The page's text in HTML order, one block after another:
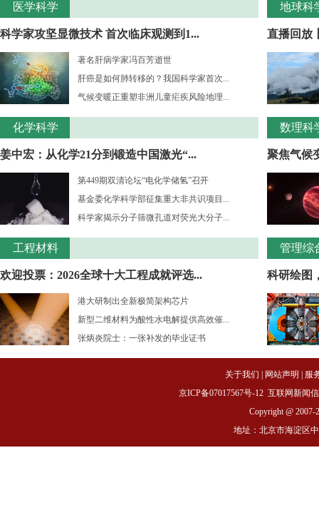
医学科学
科学家攻坚显微技术 首次临床观测到1...
著名肝病学家冯百芳逝世
肝癌是如何肺转移的？我国科学家首次...
气候变暖正重塑非洲儿童疟疾风险地理...
化学科学
姜中宏：从化学21分到锻造中国激光“...
第449期双清论坛“电化学储氢”召开
基金委化学科学部征集重大非共识项目...
科学家揭示分子筛微孔道对荧光大分子...
工程材料
欢迎投票：2026全球十大工程成就评选...
港大研制出全新极简架构芯片
新型二维材料为酸性水电解提供高效催...
张炳炎院士：一张补发的毕业证书
地球科
直播回放
数理科
聚焦气候
管理综
科研绘图
关于我们 网站声明
服
京ICP备07017567号-12 互联网新闻
Copyright @ 2007-
地址：北京市海淀区